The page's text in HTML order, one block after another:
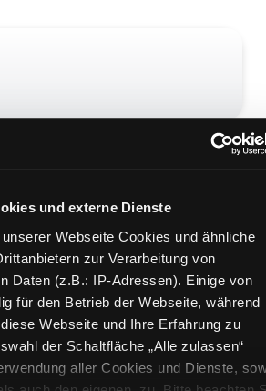
und externe Dienste
Webseite Cookies und ähnliche
zur Verarbeitung von
Daten (z.B.: IP-Adressen). Einige von
für den Betrieb der Webseite, während
Webseite und Ihre Erfahrung zu
der Schaltfläche „Alle zulassen“
aller Cookies und Dienste,
Raus aus der Sucht
ausblenden
ein-/ausblenden
auf die Postliste setzen